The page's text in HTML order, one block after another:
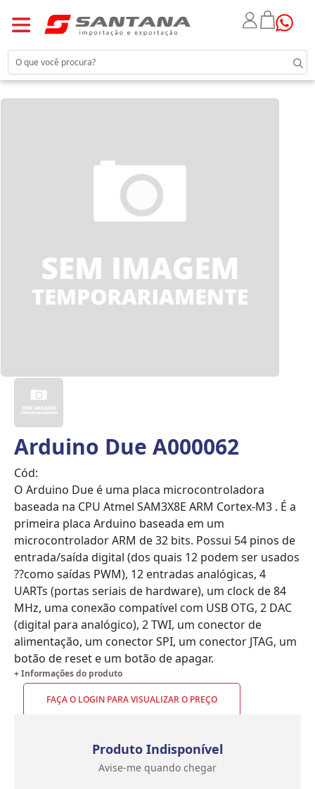
Arduino Due A000062
Cód:
O Arduino Due é uma placa microcontroladora
baseada na CPU Atmel SAM3X8E ARM Cortex-M3 . É a
primeira placa Arduino baseada em um
microcontrolador ARM de 32 bits. Possui 54 pinos de
entrada/saída digital (dos quais 12 podem ser usados
??como saídas PWM), 12 entradas analógicas, 4
UARTs (portas seriais de hardware), um clock de 84
MHz, uma conexão compatível com USB OTG, 2 DAC
(digital para analógico), 2 TWI, um conector de
alimentação, um conector SPI, um conector JTAG, um
botão de reset e um botão de apagar.
+ Informações do produto
FAÇA O LOGIN PARA VISUALIZAR O PREÇO
Produto Indisponível
Avise-me quando chegar